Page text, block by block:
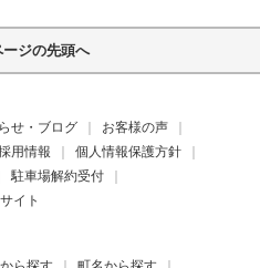
ージの先頭へ
せ・ブログ
お客様の声
用情報
個人情報保護方針
駐車場解約受付
イト